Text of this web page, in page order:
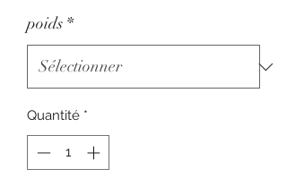
poids *
Quantité *